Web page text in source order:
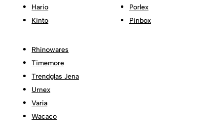
Hario
Kinto
Porlex
Pinbox
Rhinowares
Timemore
Trendglas Jena
Urnex
Varia
Wacaco